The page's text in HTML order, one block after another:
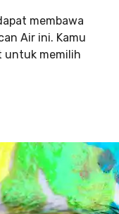
membawa
Air ini. Kamu
untuk memilih